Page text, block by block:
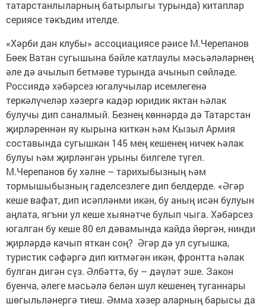
татарстанлыларның батырлыгы турында) китаплар
сериясе тәкъдим ителде.
«Хәрби дан клубы» ассоциациясе рәисе М.Черепанов
Бөек Ватан сугышына бәйле катлаулы мәсьәләләрнең
әле дә ачылып бетмәве турында ачынып сөйләде.
Россиядә хәбәрсез югалучылар исемлегенә
теркәлүчеләр хәзергә кадәр юридик яктан һәлак
булучы дип саналмый. Безнең көннәрдә дә Татарстан
җирләреннән яу кырына киткән һәм Кызыл Армия
составында сугышкан 145 мең кешенең ничек һәлак
булуы һәм җирләнгән урыны билгеле түгел.
М.Черепанов бу хәлне – тарихыбызның һәм
тормышыбызның гаделсезлеге дип белдерде. «Әгәр
кеше вафат, дип исәпләнми икән, бу аның исән булуын
аңлата, ягъни ул кеше хыянәтче булып чыга. Хәбәрсез
югалган бу кеше 80 ел дәвамында кайда йөргән, нинди
җирләрдә качып яткан соң? Әгәр дә ул сугышка,
туристик сәфәргә дип китмәгән икән, фронтта һәлак
булган дигән сүз. Әлбәттә, бу – дәүләт эше. Закон
буенча, әлеге мәсьәлә белән шул кешенең туганнары
шөгыльләнергә тиеш. Әмма хәзер аларның барысы да